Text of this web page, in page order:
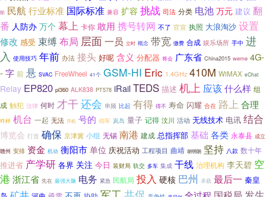
酿 民航行业标准 国际标准 兼容 扩容 挑战 司法 分类 电池 万元 建议 翻
番 人防办 万个 幕上 卡你 敢用 携号转网 不了 官宣 执照 大浪淘沙 设置
修改 感受 束缚布局 层面一员 立时 概念 带宽 缴费 合成 娱乐场所 手中 进
入 使用技巧 年前 办法 接头 好呢 含义 分配器 将会 广东省 China2015 weme 4G-
-字 前 悬 SVAC FreeWheel 41个 GSM-HI Eric 1.4GHz 410M WiMAX eChat
Relay EP820 pl360 ALK838 PT578 iRailTEDS 描述 机上 应该什么样 组
成 触犯 法律 何时 才干还会 串频 比起 有得 得不 寿命 闪耀 合在 路上 合理
咋样 机台 一起 无法 开机 号的 动车 岚岛 量子 记得 汶川 活动 无线技术 电讯 结合
博览会 打造 确保 京津冀 小组 无锡 南港 建成 总指挥部 基础 各类 永泰县 成立
赣州 安排 资金 机动 衡阳市 单位 庆祝活动 工程项目 曲靖 胡明朗 坚持 八款 数十年
推进省 产学研 各界 关注 今日 装财局 轨交 多车 集成 干线 治理机构 李天碧 空
港 浙江省 先在 最强大脑 电务 紧急 民航局 投入 硬核 巴州 承载 最后一 秦皇